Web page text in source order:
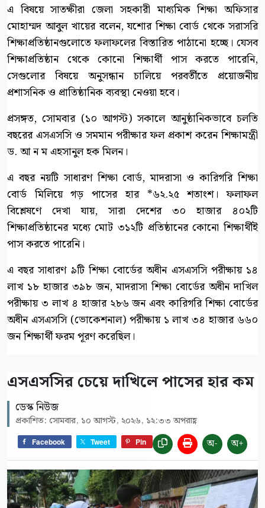
এ বিষয়ে সাতক্ষীরা জেলা সহকারী মাধ্যমিক শিক্ষা অফিসার
মোহাম্মদ আবুল খায়ের বলেন, যশোর শিক্ষা বোর্ড থেকে সরাসরি
শিক্ষাপ্রতিষ্ঠানগুলোতে ফলাফলের বিস্তারিত পাঠানো হচ্ছে। যেসব
শিক্ষাপ্রতিষ্ঠান থেকে কোনো শিক্ষার্থী পাস করতে পারেনি,
সেগুলোর বিষয়ে অনুসন্ধান চালিয়ে পরবর্তীতে প্রয়োজনীয়
প্রশাসনিক ও প্রাতিষ্ঠানিক ব্যবস্থা নেওয়া হবে।
প্রসঙ্গত, সোমবার (১০ আগস্ট) সকালে আনুষ্ঠানিকভাবে চলতি
বছরের এসএসসি ও সমমান পরীক্ষার ফল প্রকাশ করেন শিক্ষামন্ত্রী
ড. আ ন ম এহসানুল হক মিলন।
এ বছর নয়টি সাধারণ শিক্ষা বোর্ড, মাদরাসা ও কারিগরি শিক্ষা
বোর্ড মিলিয়ে গড় পাসের হার *৬২.২৫ শতাংশ। ফলাফল
বিশ্লেষণে দেখা যায়, সারা দেশের ৩০ হাজার ৪০২টি
শিক্ষাপ্রতিষ্ঠানের মধ্যে মোট ৩১২টি প্রতিষ্ঠানের কোনো শিক্ষার্থীই
পাস করতে পারেনি।
এ বছর সাধারণ ৯টি শিক্ষা বোর্ডের অধীন এসএসসি পরীক্ষায় ১৪
লাখ ১৮ হাজার ৩৯৮ জন, মাদরাসা শিক্ষা বোর্ডের অধীন দাখিল
পরীক্ষায় ৩ লাখ ৪ হাজার ২৮৬ জন এবং কারিগরি শিক্ষা বোর্ডের
অধীন এসএসসি (ভোকেশনাল) পরীক্ষায় ১ লাখ ৩৪ হাজার ৬৬০
জন শিক্ষার্থী ফরম পূরণ করেছিল।
এসএসসির চেয়ে দাখিলে পাসের হার কম
ডেস্ক নিউজ
প্রকাশিত: সোমবার, ১০ আগস্ট, ২০২৬, ১২:৩৩ অপরাহ্ণ
Facebook Tweet Pin অ- অ+